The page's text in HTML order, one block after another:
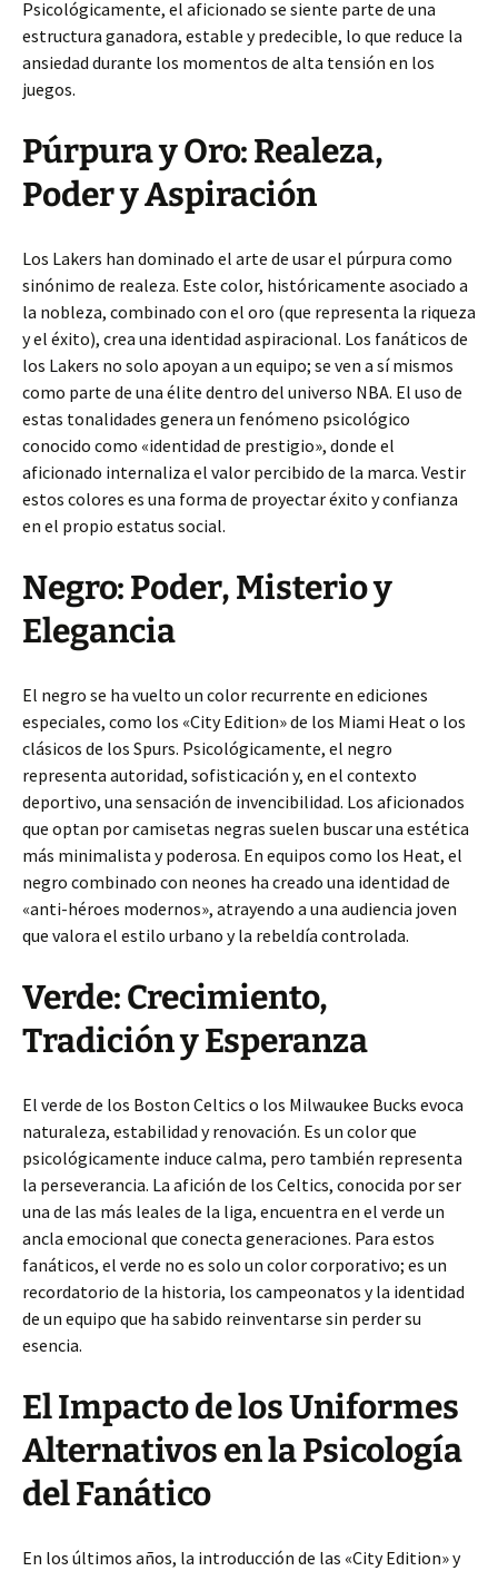
Psicológicamente, el aficionado se siente parte de una
estructura ganadora, estable y predecible, lo que reduce la
ansiedad durante los momentos de alta tensión en los
juegos.
Púrpura y Oro: Realeza,
Poder y Aspiración
Los Lakers han dominado el arte de usar el púrpura como
sinónimo de realeza. Este color, históricamente asociado a
la nobleza, combinado con el oro (que representa la riqueza
y el éxito), crea una identidad aspiracional. Los fanáticos de
los Lakers no solo apoyan a un equipo; se ven a sí mismos
como parte de una élite dentro del universo NBA. El uso de
estas tonalidades genera un fenómeno psicológico
conocido como «identidad de prestigio», donde el
aficionado internaliza el valor percibido de la marca. Vestir
estos colores es una forma de proyectar éxito y confianza
en el propio estatus social.
Negro: Poder, Misterio y
Elegancia
El negro se ha vuelto un color recurrente en ediciones
especiales, como los «City Edition» de los Miami Heat o los
clásicos de los Spurs. Psicológicamente, el negro
representa autoridad, sofisticación y, en el contexto
deportivo, una sensación de invencibilidad. Los aficionados
que optan por camisetas negras suelen buscar una estética
más minimalista y poderosa. En equipos como los Heat, el
negro combinado con neones ha creado una identidad de
«anti-héroes modernos», atrayendo a una audiencia joven
que valora el estilo urbano y la rebeldía controlada.
Verde: Crecimiento,
Tradición y Esperanza
El verde de los Boston Celtics o los Milwaukee Bucks evoca
naturaleza, estabilidad y renovación. Es un color que
psicológicamente induce calma, pero también representa
la perseverancia. La afición de los Celtics, conocida por ser
una de las más leales de la liga, encuentra en el verde un
ancla emocional que conecta generaciones. Para estos
fanáticos, el verde no es solo un color corporativo; es un
recordatorio de la historia, los campeonatos y la identidad
de un equipo que ha sabido reinventarse sin perder su
esencia.
El Impacto de los Uniformes
Alternativos en la Psicología
del Fanático
En los últimos años, la introducción de las «City Edition» y